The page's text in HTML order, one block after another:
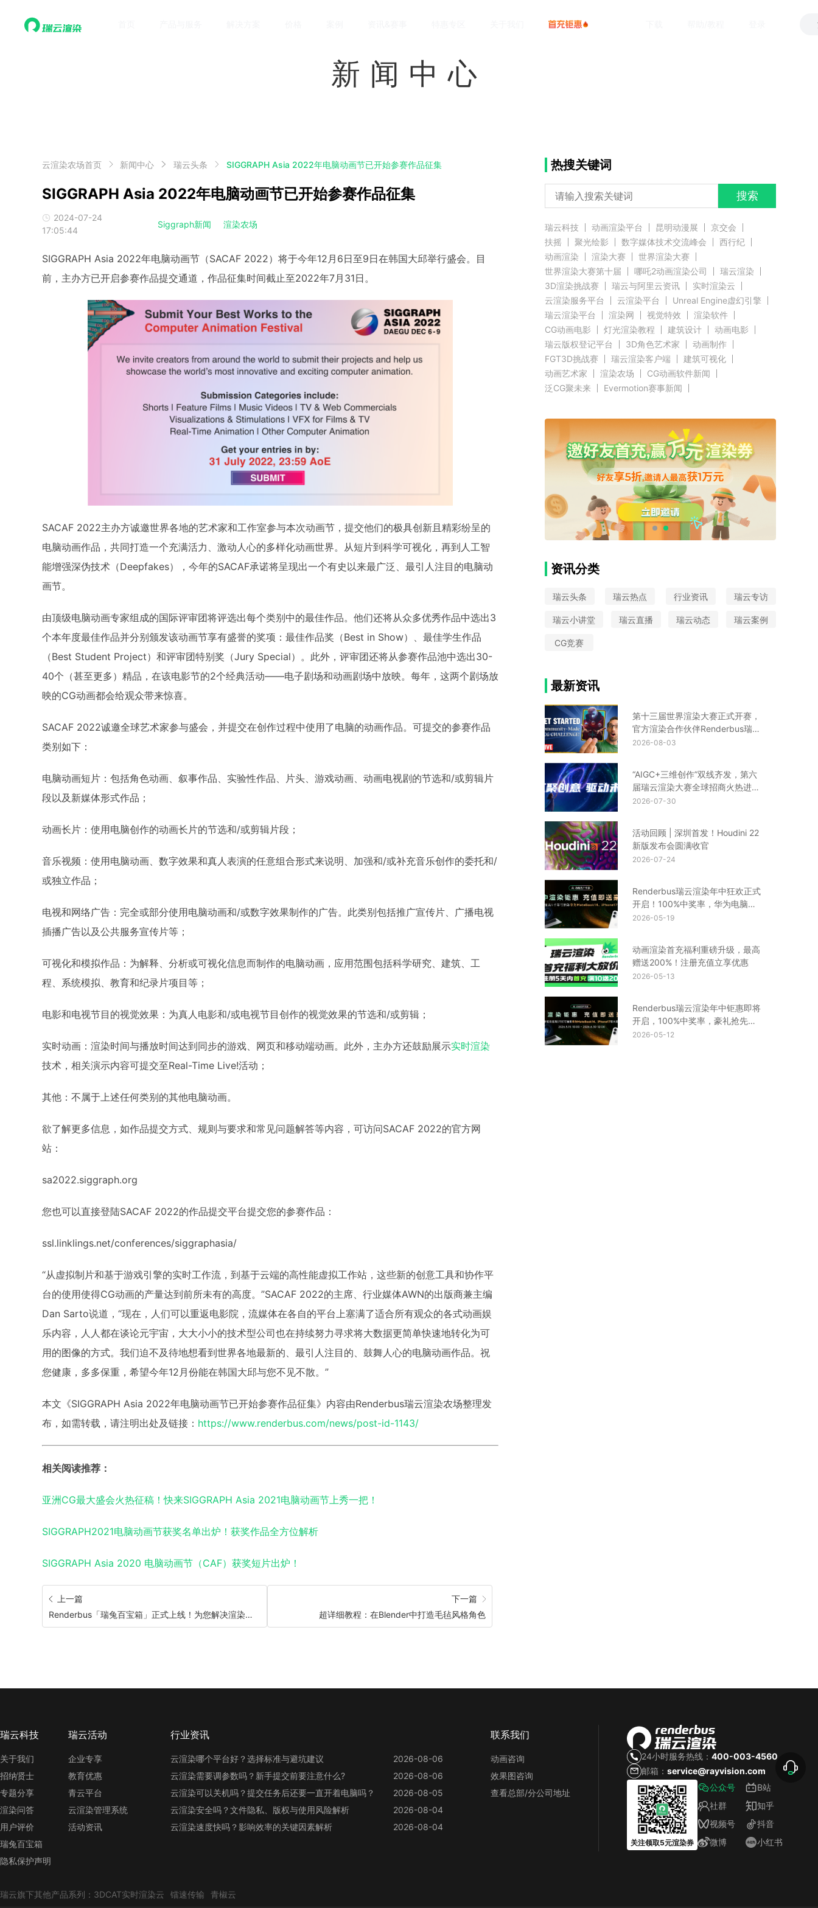
新闻中心
云渲染农场首页 新闻中心 瑞云头条 SIGGRAPH Asia 2022年电脑动画节已开始参赛作品征集
SIGGRAPH Asia 2022年电脑动画节已开始参赛作品征集
2024-07-24
17:05:44
Siggraph新闻 渲染农场
SIGGRAPH Asia 2022年电脑动画节（SACAF 2022）将于今年12月6日至9日在韩国大邱举行盛会。目
前，主办方已开启参赛作品提交通道，作品征集时间截止至2022年7月31日。
SACAF 2022主办方诚邀世界各地的艺术家和工作室参与本次动画节，提交他们的极具创新且精彩纷呈的
电脑动画作品，共同打造一个充满活力、激动人心的多样化动画世界。从短片到科学可视化，再到人工智
能增强深伪技术（Deepfakes），今年的SACAF承诺将呈现出一个有史以来最广泛、最引人注目的电脑动
画节。
由顶级电脑动画专家组成的国际评审团将评选出每个类别中的最佳作品。他们还将从众多优秀作品中选出3
个本年度最佳作品并分别颁发该动画节享有盛誉的奖项：最佳作品奖（Best in Show）、最佳学生作品
（Best Student Project）和评审团特别奖（Jury Special）。此外，评审团还将从参赛作品池中选出30-
40个（甚至更多）精品，在该电影节的2个经典活动——电子剧场和动画剧场中放映。每年，这两个剧场放
映的CG动画都会给观众带来惊喜。
SACAF 2022诚邀全球艺术家参与盛会，并提交在创作过程中使用了电脑的动画作品。可提交的参赛作品
类别如下：
电脑动画短片：包括角色动画、叙事作品、实验性作品、片头、游戏动画、动画电视剧的节选和/或剪辑片
段以及新媒体形式作品；
动画长片：使用电脑创作的动画长片的节选和/或剪辑片段；
音乐视频：使用电脑动画、数字效果和真人表演的任意组合形式来说明、加强和/或补充音乐创作的委托和/
或独立作品；
电视和网络广告：完全或部分使用电脑动画和/或数字效果制作的广告。此类别包括推广宣传片、广播电视
插播广告以及公共服务宣传片等；
可视化和模拟作品：为解释、分析或可视化信息而制作的电脑动画，应用范围包括科学研究、建筑、工
程、系统模拟、教育和纪录片项目等；
电影和电视节目的视觉效果：为真人电影和/或电视节目创作的视觉效果的节选和/或剪辑；
实时动画：渲染时间与播放时间达到同步的游戏、网页和移动端动画。此外，主办方还鼓励展示实时渲染
技术，相关演示内容可提交至Real-Time Live!活动；
其他：不属于上述任何类别的其他电脑动画。
欲了解更多信息，如作品提交方式、规则与要求和常见问题解答等内容，可访问SACAF 2022的官方网
站：
sa2022.siggraph.org
您也可以直接登陆SACAF 2022的作品提交平台提交您的参赛作品：
ssl.linklings.net/conferences/siggraphasia/
“从虚拟制片和基于游戏引擎的实时工作流，到基于云端的高性能虚拟工作站，这些新的创意工具和协作平
台的使用使得CG动画的产量达到前所未有的高度。”SACAF 2022的主席、行业媒体AWN的出版商兼主编
Dan Sarto说道，“现在，人们可以重返电影院，流媒体在各自的平台上塞满了适合所有观众的各式动画娱
乐内容，人人都在谈论元宇宙，大大小小的技术型公司也在持续努力寻求将大数据更简单快速地转化为可
用的图像的方式。我们迫不及待地想看到世界各地最新的、最引人注目的、鼓舞人心的电脑动画作品。祝
您健康，多多保重，希望今年12月份能在韩国大邱与您不见不散。”
本文《SIGGRAPH Asia 2022年电脑动画节已开始参赛作品征集》内容由Renderbus瑞云渲染农场整理发
布，如需转载，请注明出处及链接： https://www.renderbus.com/news/post-id-1143/
相关阅读推荐：
亚洲CG最大盛会火热征稿！快来SIGGRAPH Asia 2021电脑动画节上秀一把！
SIGGRAPH2021电脑动画节获奖名单出炉！获奖作品全方位解析
SIGGRAPH Asia 2020 电脑动画节（CAF）获奖短片出炉！
上一篇
Renderbus「瑞兔百宝箱」正式上线！为您解决渲染难题
下一篇
超详细教程：在Blender中打造毛毡风格角色
热搜关键词
搜索
瑞云科技 动画渲染平台 昆明动漫展
京交会
扶摇
聚光绘影 数字媒体技术交流峰会
西行纪
动画渲染
渲染大赛
世界渲染大赛
世界渲染大赛第十届
哪吒2动画渲染公司
瑞云渲染
3D渲染挑战赛
瑞云与阿里云资讯
实时渲染云
云渲染服务平台
云渲染平台
Unreal Engine虚幻引擎
瑞云渲染平台
渲染网 视觉特效
渲染软件
CG动画电影
灯光渲染教程 建筑设计
动画电影
瑞云版权登记平台
3D角色艺术家
动画制作
FGT3D挑战赛
瑞云渲染客户端
建筑可视化
动画艺术家
渲染农场
CG动画软件新闻
泛CG聚未来
Evermotion赛事新闻
渲染客户端快讯
C4D新闻
Autodesk新闻
好莱坞影视云渲染
奥斯卡渲染资讯
Renderbus新闻
CG渲染新闻
Siggraph新闻
Blender新闻
GPU渲染
CPU渲染 Redshift新闻
3ds Max新闻
瑞云大事件 原力动画
CG英雄会
效果图设计大赛
效果图大赛
效果图客户端
瑞云 ZBrush新闻
Cinema 4D资讯
V-Ray新闻
渲染插件 Maya新闻 教育优惠
赤道
北京电影学院
全局照明 无偏差渲染
云栖大会
CIS设计
Turtle渲染器
金鸡百花奖
资讯分类
瑞云头条 瑞云热点 行业资讯 瑞云专访
瑞云小讲堂 瑞云直播 瑞云动态 瑞云案例
CG竞赛
最新资讯
第十三届世界渲染大赛正式开赛，
官方渲染合作伙伴Renderbus瑞云
渲染助您渲力全开！
2026-08-03
“AIGC+三维创作”双线齐发，第六
届瑞云渲染大赛全球招商火热进行
中！
2026-07-30
活动回顾 | 深圳首发！Houdini 22
新版发布会圆满收官
2026-07-24
Renderbus瑞云渲染年中狂欢正式
开启！100%中奖率，华为电脑、
iPhone17等你来拿
2026-05-19
动画渲染首充福利重磅升级，最高
赠送200%！注册充值立享优惠
2026-05-13
Renderbus瑞云渲染年中钜惠即将
开启，100%中奖率，豪礼抢先
看！
2026-05-12
瑞云科技
关于我们
招纳贤士
专题分享
渲染问答
用户评价
瑞兔百宝箱
隐私保护声明
瑞云活动
企业专享
教育优惠
青云平台
云渲染管理系统
活动资讯
行业资讯
云渲染哪个平台好？选择标准与避坑建议
2026-08-06
云渲染需要调参数吗？新手提交前要注意什么?
2026-08-06
云渲染可以关机吗？提交任务后还要一直开着电脑吗？
2026-08-05
云渲染安全吗？文件隐私、版权与使用风险解析
2026-08-04
云渲染速度快吗？影响效率的关键因素解析
2026-08-04
联系我们
动画咨询
效果图咨询
查看总部/分公司地址
24小时服务热线：400-003-4560
邮箱：service@rayvision.com
关注领取5元渲染券
公众号
社群
视频号
微博
B站
知乎
抖音
小红书
瑞云旗下其他产品系列： 3DCAT实时渲染云 镭速传输 青椒云